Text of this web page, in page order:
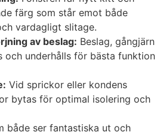
färg som står emot både
vardagligt slitage.
av beslag: Beslag, gångjärn
och underhålls för bästa funktion
Vid sprickor eller kondens
bytas för optimal isolering och
både ser fantastiska ut och